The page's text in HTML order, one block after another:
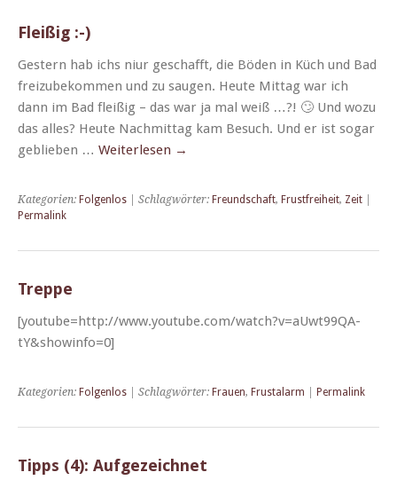
Fleißig :-)
Gestern hab ichs niur geschafft, die Böden in Küch und Bad
freizubekom­men und zu saugen. Heute Mit­tag war ich
dann im Bad fleißig – das war ja mal weiß …?! 🙄 Und wozu
das alles? Heute Nach­mit­tag kam Besuch. Und er ist sog­ar
geblieben … Weit­er­lesen →
Kategorien: Folgenlos | Schlagwörter: Freundschaft, Frustfreiheit, Zeit
Permalink
Treppe
[youtube=http://www.youtube.com/watch?v=aUwt99QA-
tY&showinfo=0]
Kategorien: Folgenlos | Schlagwörter: Frauen, Frustalarm Permalink
Tipps (4): Aufgezeichnet